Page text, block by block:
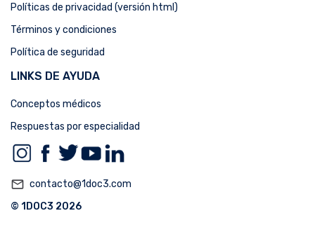
Políticas de privacidad (versión html)
Términos y condiciones
Política de seguridad
LINKS DE AYUDA
Conceptos médicos
Respuestas por especialidad
mail_outline contacto@1doc3.com
© 1DOC3 2026